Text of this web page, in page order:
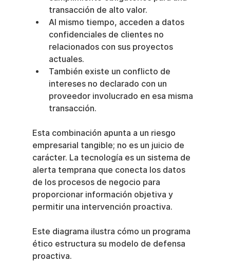
transacción de alto valor.
Al mismo tiempo, acceden a datos
confidenciales de clientes no
relacionados con sus proyectos
actuales.
También existe un conflicto de
intereses no declarado con un
proveedor involucrado en esa misma
transacción.
Esta combinación apunta a un riesgo
empresarial tangible; no es un juicio de
carácter. La tecnología es un sistema de
alerta temprana que conecta los datos
de los procesos de negocio para
proporcionar información objetiva y
permitir una intervención proactiva.
Este diagrama ilustra cómo un programa
ético estructura su modelo de defensa
proactiva.